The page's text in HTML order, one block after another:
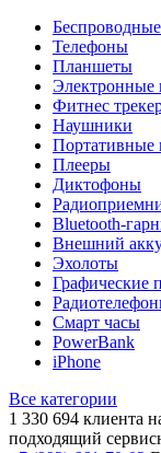
Телефоны
Планшеты
Электронные
Фитнес
Наушники
Портативные
Плееры
Диктофоны
Bluetooth-
Внешний
Эхолоты
Графические
Смарт часы
PowerBank
iPhone
Все категории
1 330 694 клиента
подходящий